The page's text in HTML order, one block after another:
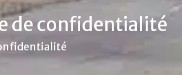
de confidentialité